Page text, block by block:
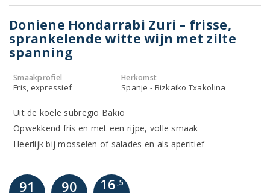
Doniene Hondarrabi Zuri – frisse,
sprankelende witte wijn met zilte
spanning
Smaakprofiel
Fris, expressief
Herkomst
Spanje - Bizkaiko Txakolina
Uit de koele subregio Bakio
Opwekkend fris en met een rijpe, volle smaak
Heerlijk bij mosselen of salades en als aperitief
91 90 16 ,5